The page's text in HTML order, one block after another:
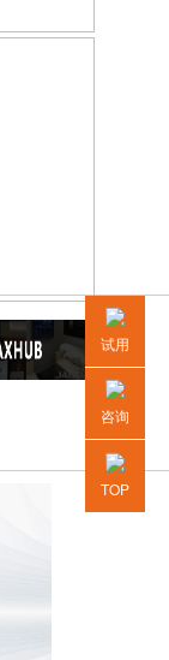
试用
咨询
TOP